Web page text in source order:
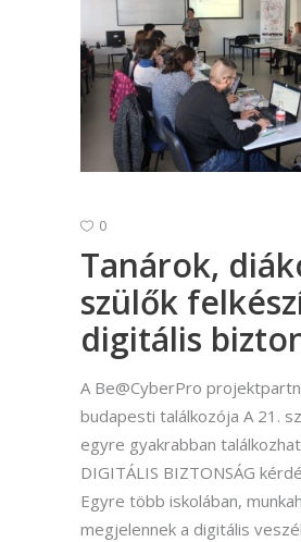
0
Tanárok,
szülők
digitális
A Be@CyberPro
budapesti találkozója A 21.
egyre gyakrabban
DIGITÁLIS BIZTONSÁG
Egyre több iskolában,
megjelennek a digitális